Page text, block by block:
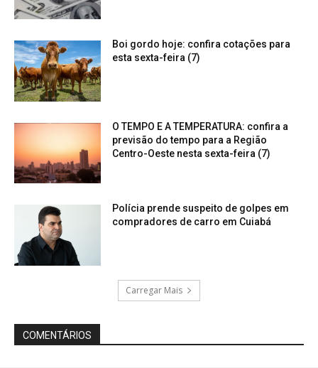
Boi gordo hoje: confira cotações para
esta sexta-feira (7)
O TEMPO E A TEMPERATURA: confira a
previsão do tempo para a Região
Centro-Oeste nesta sexta-feira (7)
Polícia prende suspeito de golpes em
compradores de carro em Cuiabá
Carregar Mais
COMENTÁRIOS